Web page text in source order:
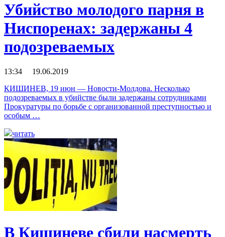
Убийство молодого парня в
Ниспоренах: задержаны 4
подозреваемых
13:34 19.06.2019
КИШИНЕВ, 19 июн — Новости-Молдова. Несколько
подозреваемых в убийстве были задержаны сотрудниками
Прокуратуры по борьбе с организованной преступностью и
особым …
читать
В Кишиневе сбили насмерть